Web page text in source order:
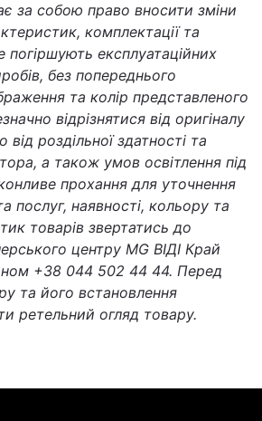
за собою право вносити зміни
комплектації та
погіршують експлуатаційних
без попереднього
та колір представленого
відрізнятися від оригіналу
від роздільної здатності та
а також умов освітлення під
прохання для уточнення
послуг, наявності, кольору та
товарів звертатись до
центру MG ВІДІ Край
+38 044 502 44 44. Перед
та його встановлення
ретельний огляд товару.